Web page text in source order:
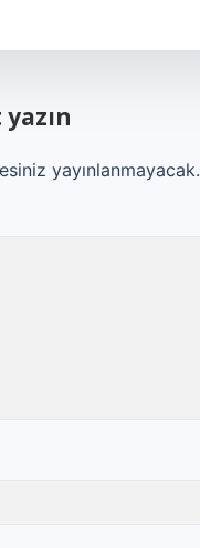
yayınlanmayacak.